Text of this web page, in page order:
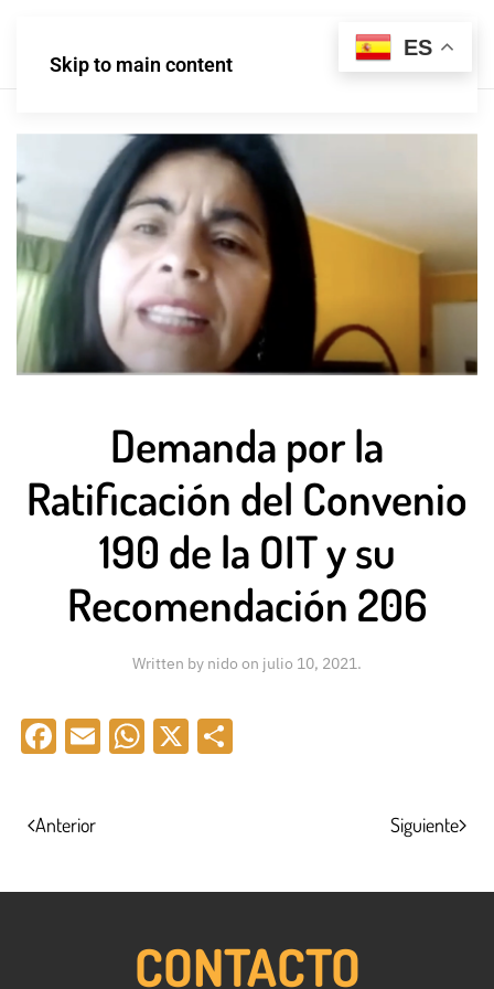
Skip to main content
Demanda por la
Ratificación del Convenio
190 de la OIT y su
Recomendación 206
Written by nido on julio 10, 2021.
Facebook
EmailWhatsApp
X
Anterior Siguiente
CONTACTO
ES